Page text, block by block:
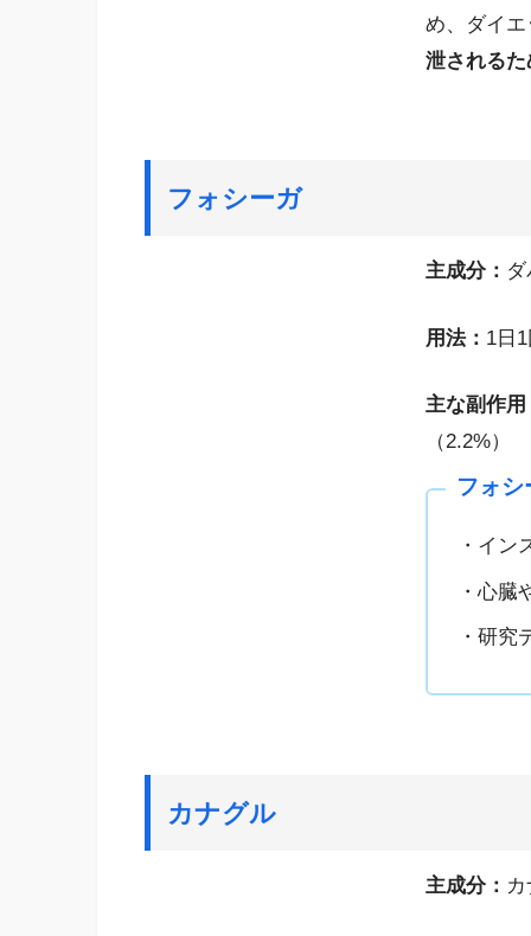
め、ダイ
泄される
フォシーガ
主成分：
用法： 1日
主な副作用
（2.2%）
フォシ
・イン
・心臓
・研究
カナグル
主成分：